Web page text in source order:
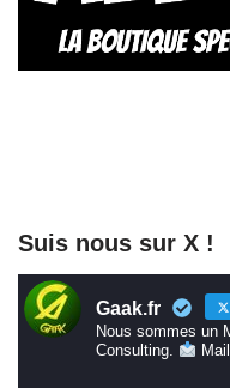
Suis nous sur X !
Gaak.fr
Nous sommes un
Consulting.